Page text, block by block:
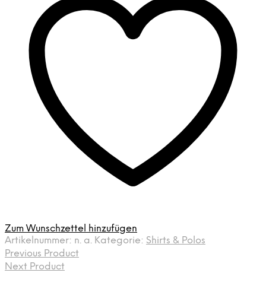
Zum Wunschzettel hinzufügen
Artikelnummer: n. a. Kategorie: Shirts & Polos
Previous Product
Next Product